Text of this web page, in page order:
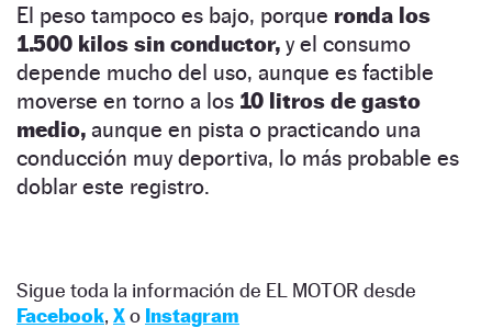
El peso tampoco es bajo, porque ronda los
1.500 kilos sin conductor, y el consumo
depende mucho del uso, aunque es factible
moverse en torno a los 10 litros de gasto
medio, aunque en pista o practicando una
conducción muy deportiva, lo más probable es
doblar este registro.
Sigue toda la información de EL MOTOR desde
Facebook, Xo Instagram